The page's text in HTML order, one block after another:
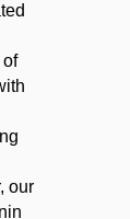
of
our